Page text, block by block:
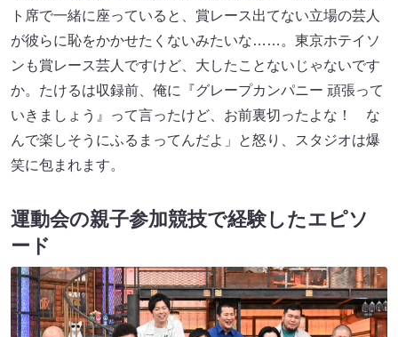
ト席で一緒に座っていると、賞レース出てない立場の芸人
が彼らに恥をかかせたくないみたいな……。東京ホテイソ
ンも賞レース芸人ですけど、大したことないじゃないです
か。たけるは収録前、俺に『グレープカンパニー 頑張って
いきましょう』って言ったけど、お前裏切ったよな！ な
んで楽しそうにふるまってんだよ」と怒り、スタジオは爆
笑に包まれます。
運動会の親子参加競技で経験したエピソ
ード